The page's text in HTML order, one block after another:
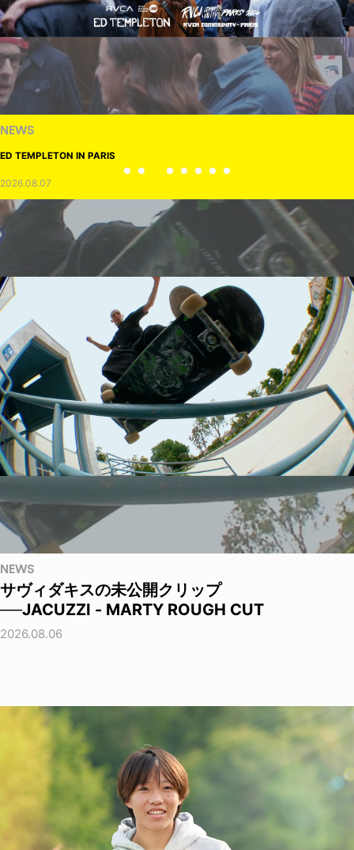
NEWS
ED TEMPLETON IN PARIS
2026.08.07
NEWS
サヴィダキスの未公開クリップ
──JACUZZI - MARTY ROUGH CUT
2026.08.06